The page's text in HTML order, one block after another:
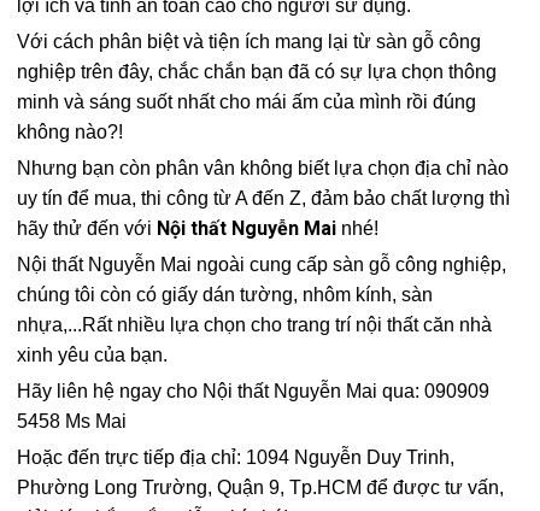
lợi ích và tính an toàn cao cho người sử dụng.
Với cách phân biệt và tiện ích mang lại từ sàn gỗ công
nghiệp trên đây, chắc chắn bạn đã có sự lựa chọn thông
minh và sáng suốt nhất cho mái ấm của mình rồi đúng
không nào?!
Nhưng bạn còn phân vân không biết lựa chọn địa chỉ nào
uy tín để mua, thi công từ A đến Z, đảm bảo chất lượng thì
hãy thử đến với Nội thất Nguyễn Mai nhé!
Nội thất Nguyễn Mai ngoài cung cấp sàn gỗ công nghiệp,
chúng tôi còn có giấy dán tường, nhôm kính, sàn
nhựa,...Rất nhiều lựa chọn cho trang trí nội thất căn nhà
xinh yêu của bạn.
Hãy liên hệ ngay cho Nội thất Nguyễn Mai qua: 090909
5458 Ms Mai
Hoặc đến trực tiếp địa chỉ: 1094 Nguyễn Duy Trinh,
Phường Long Trường, Quận 9, Tp.HCM để được tư vấn,